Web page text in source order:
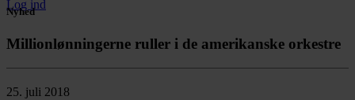
Log ind
Nyhed
Millionlønningerne ruller i de amerikanske orkestre
25. juli 2018